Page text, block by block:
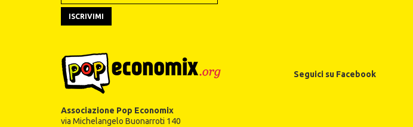
Associazione Pop Economix
via Michelangelo Buonarroti 140
Seguici su Facebook